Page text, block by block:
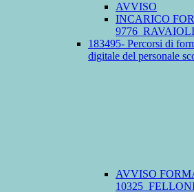
AVVISO
INCARICO
9776_RAVAIOLI
183495- Percorsi di
digitale del personale
AVVISO